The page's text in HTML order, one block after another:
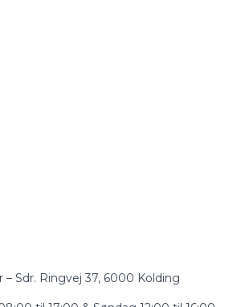
Sdr. Ringvej 37, 6000 Kolding